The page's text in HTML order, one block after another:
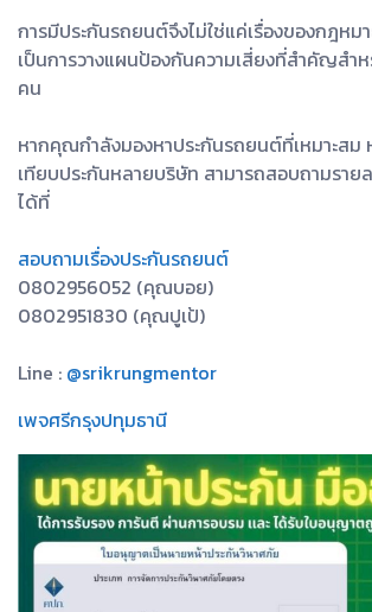
การมีประกันรถยนต์จึงไม่ใช่แค่เรื่องของกฎห
เป็นการวางแผนป้องกันความเสี่ยงที่สำคัญสำ
คน
หากคุณกำลังมองหาประกันรถยนต์ที่เหมาะสม
เทียบประกันหลายบริษัท สามารถสอบถามราย
ได้ที่
สอบถามเรื่องประกันรถยนต์
0802956052 (คุณบอย)
0802951830 (คุณปูเป้)
Line : @srikrungmentor
เพจศรีกรุงปทุมธานี